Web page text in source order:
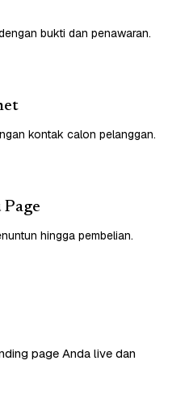
bukti dan penawaran.
kontak calon pelanggan.
hingga pembelian.
page Anda live dan